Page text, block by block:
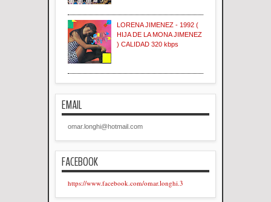
LORENA JIMENEZ - 1992 (
HIJA DE LA MONA JIMENEZ
) CALIDAD 320 kbps
EMAIL
omar.longhi@hotmail.com
FACEBOOK
https://www.facebook.com/omar.longhi.3